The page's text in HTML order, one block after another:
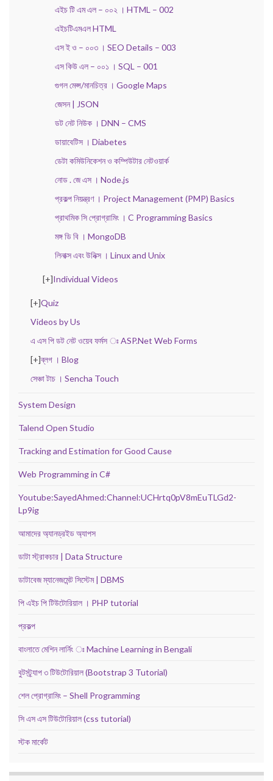
এইচ টি এম এল – ০০২ । HTML – 002
এইচটিএমএল HTML
এস ই ও – ০০৩ । SEO Details – 003
এস কিউ এল – ০০১ । SQL – 001
গুগল মেপ্স/মানচিত্র । Google Maps
জেসন | JSON
ডট নেট নিউক । DNN – CMS
ডায়াবেটিস । Diabetes
ডেটা কমিউনিকেশন ও কম্পিউটার নেটওয়ার্ক
নোড . জে এস । Node.js
প্রকল্প নিয়ন্ত্রণ । Project Management (PMP) Basics
প্রাথমিক সি প্রোগ্রামিং । C Programming Basics
মঙ্গ ডি বি । MongoDB
লিনাক্স এবং উনিক্স । Linux and Unix
[+]Individual Videos
[+]Quiz
Videos by Us
এ এস পি ডট নেট ওয়েব ফর্মস ঃ ASP.Net Web Forms
[+]ব্লগ । Blog
সেঞ্চা টাচ । Sencha Touch
System Design
Talend Open Studio
Tracking and Estimation for Good Cause
Web Programming in C#
Youtube:SayedAhmed:Channel:UCHrtq0pV8mEuTLGd2-
Lp9ig
আমাদের অ্যানড্রইড অ্যাপস
ডাটা স্ট্রাকচার | Data Structure
ডাটাবেজ ম্যানেজমেন্ট সিস্টেম | DBMS
পি এইচ পি টিউটোরিয়াল । PHP tutorial
প্রকল্প
বাংলাতে মেশিন লার্নিং ঃ Machine Learning in Bengali
বুটস্ট্র্যাপ ৩ টিউটোরিয়াল (Bootstrap 3 Tutorial)
শেল প্রোগ্রামিং – Shell Programming
সি এস এস টিউটোরিয়াল (css tutorial)
স্টক মার্কেট